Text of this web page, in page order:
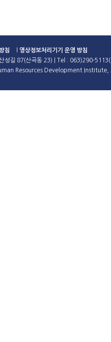
침
영상정보처리기기 운영 방침
성길 87(산곡동 23) | Tel : 063)290-
Resources Development